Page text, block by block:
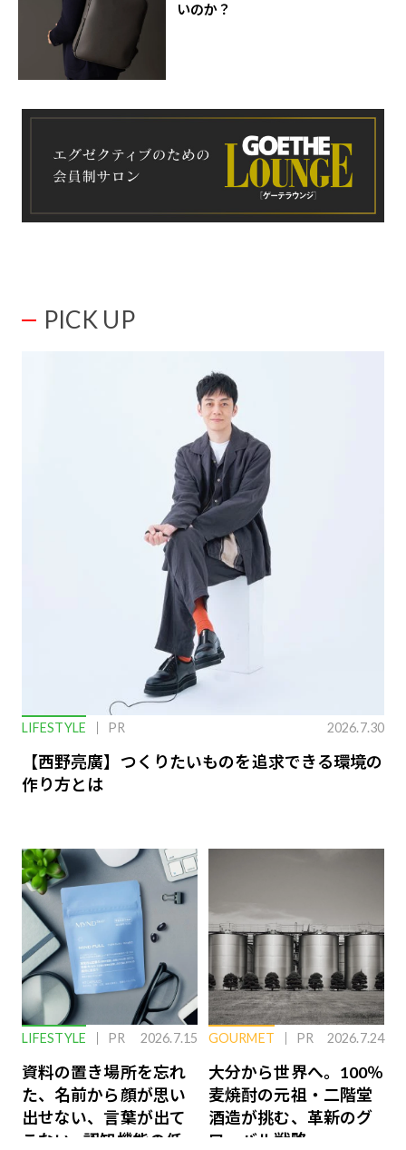
いのか？
PICK UP
LIFESTYLE PR 2026.7.30
【西野亮廣】つくりたいものを追求できる環境の
作り方とは
LIFESTYLE PR 2026.7.15
資料の置き場所を忘れ
た、名前から顔が思い
出せない、言葉が出て
こない…認知機能の低
GOURMET PR 2026.7.24
大分から世界へ。100％
麦焼酎の元祖・二階堂
酒造が挑む、革新のグ
ローバル戦略